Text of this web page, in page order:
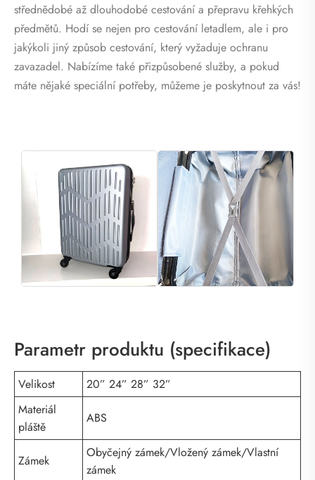
střednědobé až dlouhodobé cestování a přepravu křehkých
předmětů. Hodí se nejen pro cestování letadlem, ale i pro
jakýkoli jiný způsob cestování, který vyžaduje ochranu
zavazadel. Nabízíme také přizpůsobené služby, a pokud
máte nějaké speciální potřeby, můžeme je poskytnout za vás!
Parametr produktu (specifikace)
Velikost
20” 24” 28” 32”
Materiál
pláště
ABS
Zámek
Obyčejný zámek/Vložený zámek/Vlastní
zámek